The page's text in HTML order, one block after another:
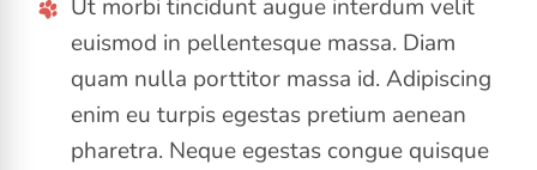
Ut morbi tincidunt augue interdum velit
euismod in pellentesque massa. Diam
quam nulla porttitor massa id. Adipiscing
enim eu turpis egestas pretium aenean
pharetra. Neque egestas congue quisque